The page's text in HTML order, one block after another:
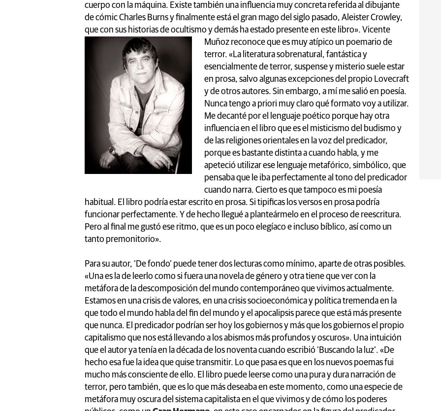
cuerpo con la máquina. Existe también una influencia muy concreta referida al dibujante
de cómic Charles Burns y finalmente está el gran mago del siglo pasado, Aleister Crowley,
que con sus historias de ocultismo y demás ha estado presente en este libro». Vicente
Muñoz reconoce que es muy atípico un poemario de
terror. «La literatura sobrenatural, fantástica y
esencialmente de terror, suspense y misterio suele estar
en prosa, salvo algunas excepciones del propio Lovecraft
y de otros autores. Sin embargo, a mí me salió en poesía.
Nunca tengo a priori muy claro qué formato voy a utilizar.
Me decanté por el lenguaje poético porque hay otra
influencia en el libro que es el misticismo del budismo y
de las religiones orientales en la voz del predicador,
porque es bastante distinta a cuando habla, y me
apeteció utilizar ese lenguaje metafórico, simbólico, que
pensaba que le iba perfectamente al tono del predicador
cuando narra. Cierto es que tampoco es mi poesía
habitual. El libro podría estar escrito en prosa. Si tipificas los versos en prosa podría
funcionar perfectamente. Y de hecho llegué a planteármelo en el proceso de reescritura.
Pero al final me gustó ese ritmo, que es un poco elegíaco e incluso bíblico, así como un
tanto premonitorio».
Para su autor, ‘De fondo’ puede tener dos lecturas como mínimo, aparte de otras posibles.
«Una es la de leerlo como si fuera una novela de género y otra tiene que ver con la
metáfora de la descomposición del mundo contemporáneo que vivimos actualmente.
Estamos en una crisis de valores, en una crisis socioeconómica y política tremenda en la
que todo el mundo habla del fin del mundo y el apocalipsis parece que está más presente
que nunca. El predicador podrían ser hoy los gobiernos y más que los gobiernos el propio
capitalismo que nos está llevando a los abismos más profundos y oscuros». Una intuición
que el autor ya tenía en la década de los noventa cuando escribió ‘Buscando la luz’. «De
hecho esa fue la idea que quise transmitir. Lo que pasa es que en los nuevos poemas fui
mucho más consciente de ello. El libro puede leerse como una pura y dura narración de
terror, pero también, que es lo que más deseaba en este momento, como una especie de
metáfora muy oscura del sistema capitalista en el que vivimos y de cómo los poderes